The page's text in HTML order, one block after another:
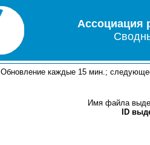
Ассоциация
Обновление каждые 15 мин.;
Имя файла
ID